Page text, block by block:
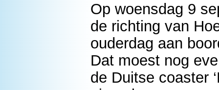
Op woensdag 9
de richting van
ouderdag aan
Dat moest nog
de Duitse coaster